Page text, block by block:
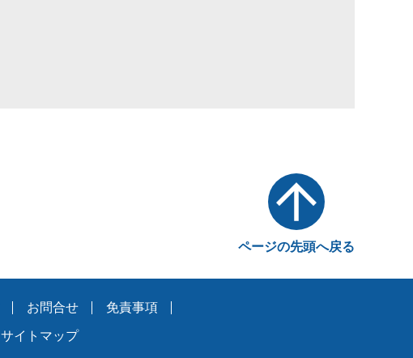
ページの先頭へ戻る
お問合せ 免責事項
サイトマップ